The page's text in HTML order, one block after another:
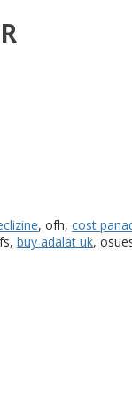
, ofh, cost
buy adalat uk,